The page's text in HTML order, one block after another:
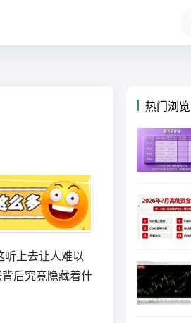
上去让人难以
后究竟隐藏着什
热门浏览